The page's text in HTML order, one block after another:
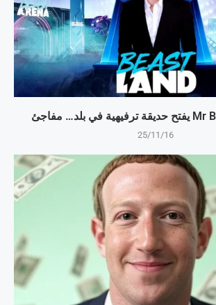
25/11/16